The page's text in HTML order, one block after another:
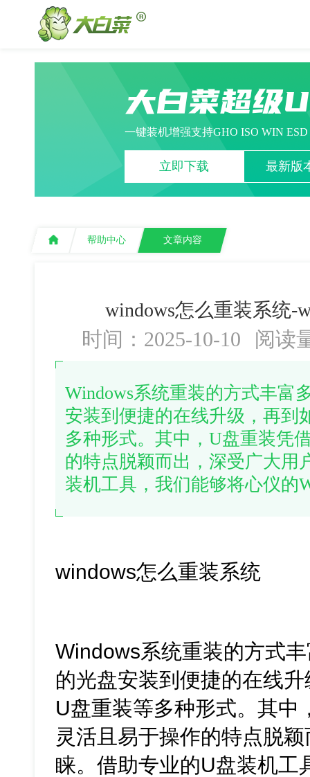
大白菜超级
一键装机增强支持GHO ISO WIN
立即下载 最新版
帮助中心 文章内容
windows怎么重装系统-
时间：2025-10-10 阅读
Windows系统重装的方式丰富
安装到便捷的在线升级，再到
多种形式。其中，U盘重装凭
的特点脱颖而出，深受广大用
装机工具，我们能够将心仪的
windows怎么重装系统
Windows系统重装的方式
的光盘安装到便捷的在线
U盘重装等多种形式。其中
灵活且易于操作的特点脱
睐。借助专业的U盘装机工